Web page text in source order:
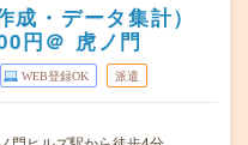
・データ集計）
円＠ 虎ノ門
WEB登録OK 派遣